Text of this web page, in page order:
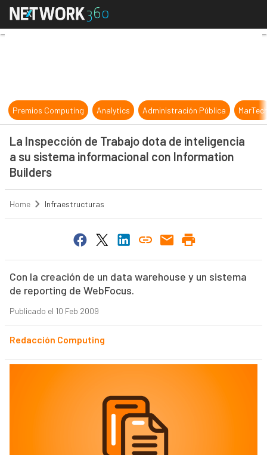
La Inspección de Trabajo dota de
Premios Computing Analytics Administración Pública
La Inspección de Trabajo dota de inteligencia
a su sistema informacional con Information
Builders
Home Infraestructuras
Con la creación de un data warehouse y un sistema
de reporting de WebFocus.
Publicado el 10 Feb 2009
Redacción Computing